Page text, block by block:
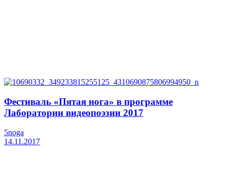
Фестиваль «Пятая нога» в программе
Лаборатории видеопоэзии 2017
5noga
14.11.2017